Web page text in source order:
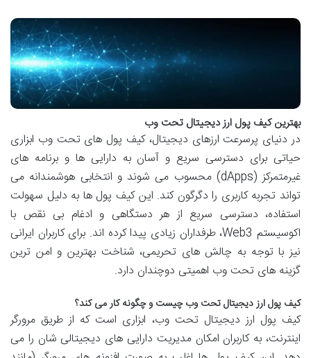
بهترین کیف پول ارز دیجیتال تحت وب
در دنیای پرسرعت ارزهای دیجیتال، کیف پول های تحت وب ابزاری
حیاتی برای دسترسی سریع و آسان به دارایی ها و برنامه های
غیرمتمرکز (dApps) محسوب می شوند و انتخابی هوشمندانه می
تواند تجربه کاربری را دگرگون کند. این کیف پول ها به دلیل سهولت
استفاده، دسترسی سریع از هر دستگاهی و ادغام بی نقص با
اکوسیستم Web3، طرفداران زیادی پیدا کرده اند. برای کاربران ایرانی
نیز با توجه به چالش های تحریمی، شناخت بهترین و امن ترین
گزینه های تحت وب اهمیتی دوچندان دارد.
کیف پول ارز دیجیتال تحت وب چیست و چگونه کار می کند؟
کیف پول ارز دیجیتال تحت وب، ابزاری است که از طریق مرورگر
اینترنت، به کاربران امکان مدیریت دارایی های دیجیتالی شان را می